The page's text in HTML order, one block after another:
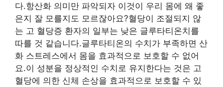
다.항산화 의미만 파악되자 이것이 우리 몸에 왜 좋
은지 잘 모를지도 모르잖아요?혈당이 조절되지 않
는 고 혈당증 환자의 일부는 낮은 글루타티온치를
따를 것 같습니다.글루타티온의 수치가 부족하면 산
화 스트레스에서 몸을 효과적으로 보호할 수 없어
요.이 성분을 정상적인 수치로 유지한다는 것은 고
혈당에 의한 신체 손상을 효과적으로 보호할 수 있